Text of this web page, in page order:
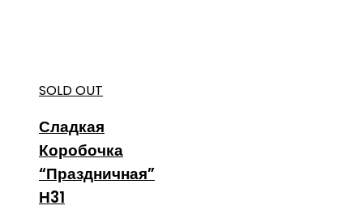
SOLD OUT
Сладкая
Коробочка
“Праздничная”
Н31